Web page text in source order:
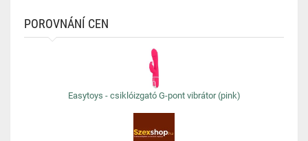
POROVNÁNÍ CEN
Easytoys - csiklóizgató G-pont vibrátor (pink)